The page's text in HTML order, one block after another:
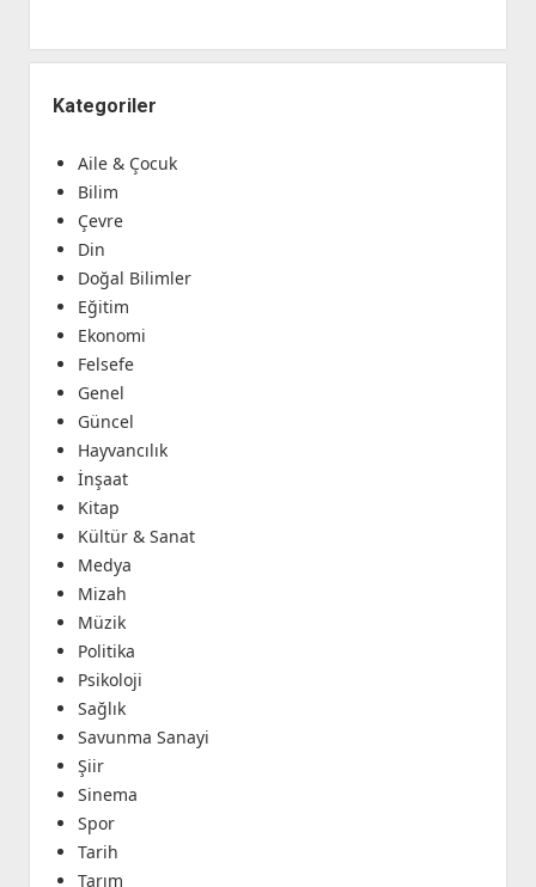
Kategoriler
Aile & Çocuk
Bilim
Çevre
Din
Doğal Bilimler
Eğitim
Ekonomi
Felsefe
Genel
Güncel
Hayvancılık
İnşaat
Kitap
Kültür & Sanat
Medya
Mizah
Müzik
Politika
Psikoloji
Sağlık
Savunma Sanayi
Şiir
Sinema
Spor
Tarih
Tarım